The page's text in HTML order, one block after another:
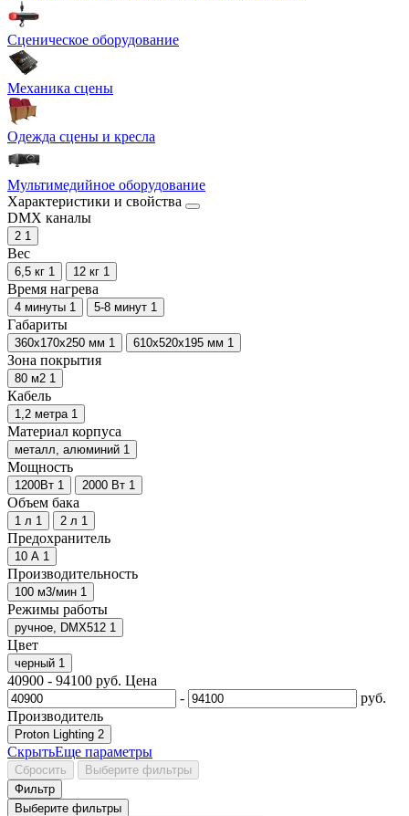
Сценическое оборудование
Механика сцены
Одежда сцены и кресла
Мультимедийное оборудование
Характеристики и свойства
DMX каналы
2 1
Вес
6,5 кг 1 12 кг 1
Время нагрева
4 минуты 1 5-8 минут 1
Габариты
360х170х250 мм 1 610х520х195 мм 1
Зона покрытия
80 м2 1
Кабель
1,2 метра 1
Материал корпуса
металл, алюминий 1
Мощность
1200Вт 1 2000 Вт 1
Объем бака
1 л 1 2 л 1
Предохранитель
10 А 1
Производительность
100 м3/мин 1
Режимы работы
ручное, DMX512 1
Цвет
черный 1
40900 - 94100 руб. Цена
-
руб.
Производитель
Proton Lighting 2
СкрытьЕще параметры
Сбросить
Выберите фильтры
Фильтр
Выберите фильтры